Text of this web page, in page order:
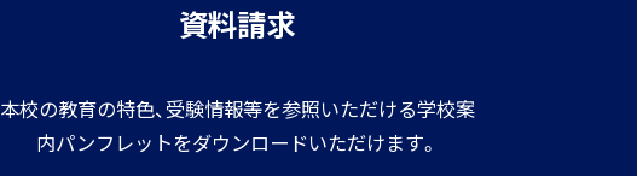
資料請求
本校の教育の特色、受験情報等を参照いただける学校案
内パンフレットをダウンロードいただけます。